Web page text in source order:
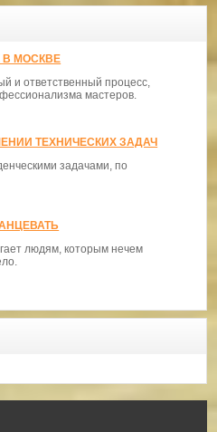
В МОСКВЕ
и ответственный процесс,
мастеров.
ТЕХНИЧЕСКИХ ЗАДАЧ
задачами, по
людям, которым нечем